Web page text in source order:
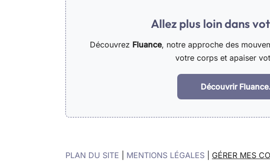
Allez plus loin dans
Découvrez Fluance, notre approche des
votre corps et apaiser
Découvrir
PLAN DU SITE MENTIONS LÉGALES GÉRER MES